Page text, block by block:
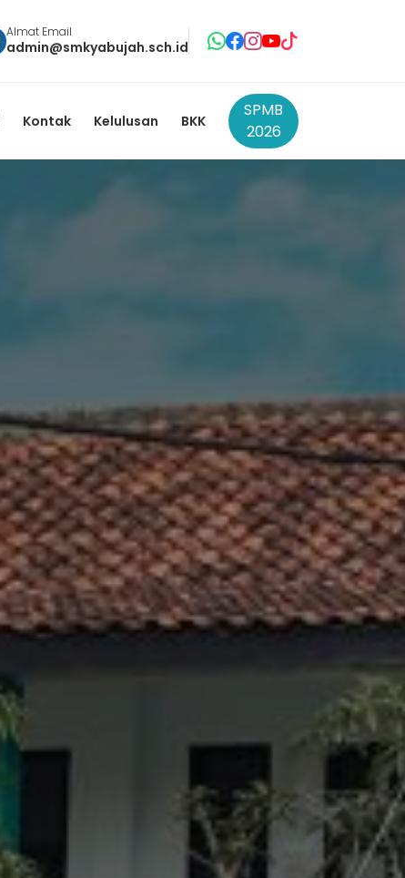
Almat Email
admin@smkyabujah.sch.id
Kontak Kelulusan BKK
SPMB
2026